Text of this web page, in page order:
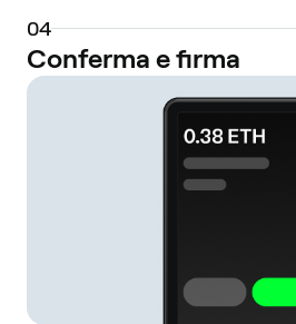
04
Conferma e firma